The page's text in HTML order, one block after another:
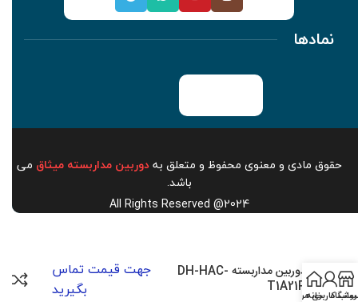
نمادها
حقوق مادی و معنوی محفوظ و متعلق بهدوربین مداربسته میثاق می
باشد.
All Rights Reserved @2024
دوربین مداربسته DH-HAC-
T1A21P
جهت قیمت تماس
بگیرید
کاربری من
خانه